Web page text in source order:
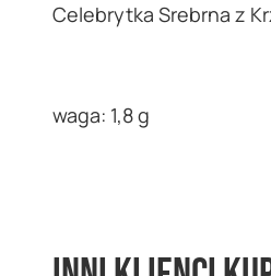
Celebrytka Srebrna z
waga: 1,8 g